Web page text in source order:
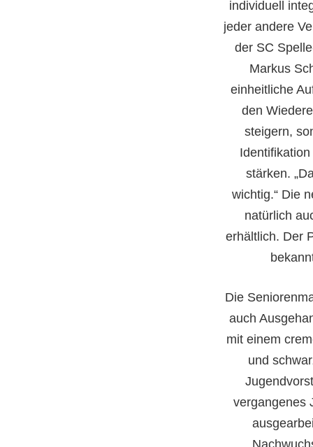
individuell
jeder andere
der SC
Markus
einheitliche
den
steigern,
stärken.
wichtig.“ Die
natürlich
erhältlich. Der
Die
auch
mit einem
und
vergangenes